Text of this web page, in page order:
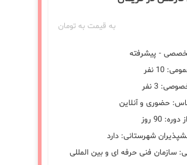
به قیمت به تومان
- پیشرفته
10 نفر
3 نفر
حضوری و آنلاین
90 روز
شهرستانی: دارد
سازمان فنی حرفه ای و بین المللی